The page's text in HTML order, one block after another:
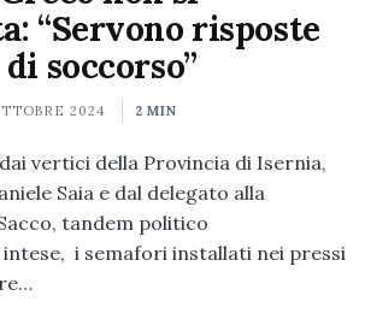
“Servono risposte
soccorso”
2024 2 MIN
vertici della Provincia di Isernia,
Saia e dal delegato alla
tandem politico
intese, i semafori installati nei pressi